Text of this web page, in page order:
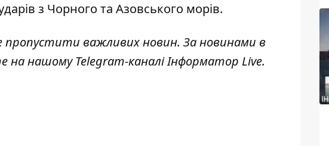
з Чорного та Азовського морів.
пропустити важливих новин. За новинами в
на нашому Telegram-каналіІнформатор Live.